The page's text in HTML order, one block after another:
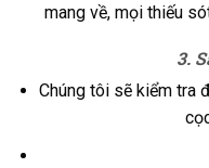
mang về, mọi thiếu
3.
Chúng tôi sẽ kiểm tra